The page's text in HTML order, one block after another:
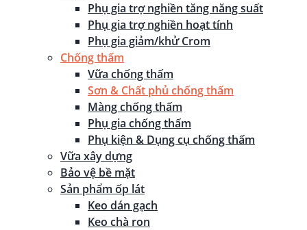
Phụ gia trợ nghiền tăng năng suất
Phụ gia trợ nghiền hoạt tính
Phụ gia giảm/khử Crom
Chống thấm
Vữa chống thấm
Sơn & Chất phủ chống thấm
Màng chống thấm
Phụ gia chống thấm
Phụ kiện & Dụng cụ chống thấm
Vữa xây dựng
Bảo vệ bề mặt
Sản phẩm ốp lát
Keo dán gạch
Keo chà ron